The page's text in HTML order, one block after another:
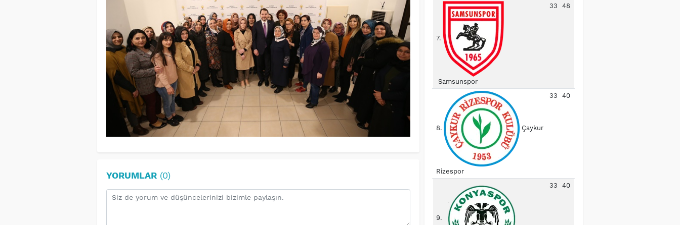
YORUMLAR(0)
7.
Samsunspor
33 48
8. Çaykur
Rizespor
33 40
9.
33 40